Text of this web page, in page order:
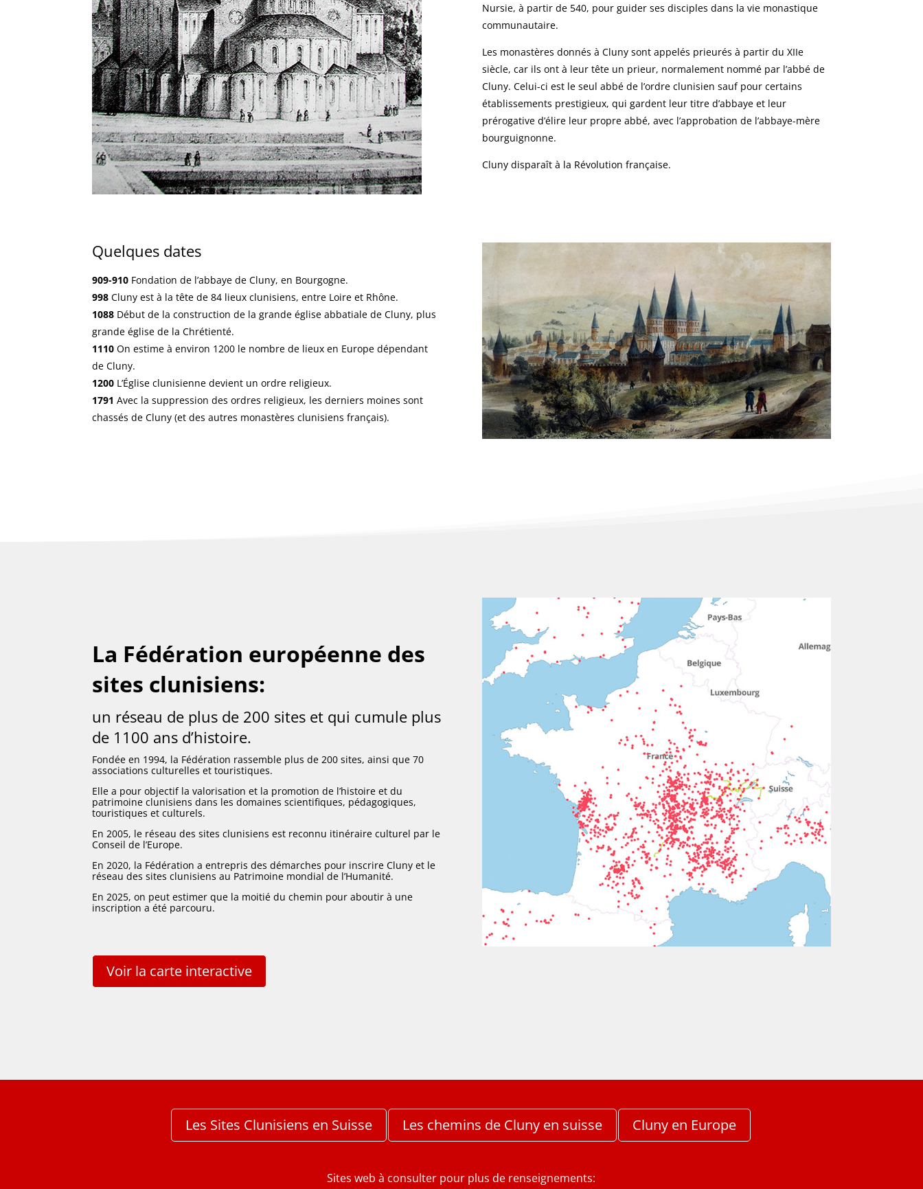
Nursie, à partir de 540, pour guider ses disciples dans la vie monastique
communautaire.
Les monastères donnés à Cluny sont appelés prieurés à partir du XIIe
siècle, car ils ont à leur tête un prieur, normalement nommé par l’abbé de
Cluny. Celui-ci est le seul abbé de l’ordre clunisien sauf pour certains
établissements prestigieux, qui gardent leur titre d’abbaye et leur
prérogative d’élire leur propre abbé, avec l’approbation de l’abbaye-mère
bourguignonne.
Cluny disparaît à la Révolution française.
Quelques dates
909-910 Fondation de l’abbaye de Cluny, en Bourgogne.
998 Cluny est à la tête de 84 lieux clunisiens, entre Loire et Rhône.
1088 Début de la construction de la grande église abbatiale de Cluny, plus
grande église de la Chrétienté.
1110 On estime à environ 1200 le nombre de lieux en Europe dépendant
de Cluny.
1200 L’Église clunisienne devient un ordre religieux.
1791 Avec la suppression des ordres religieux, les derniers moines sont
chassés de Cluny (et des autres monastères clunisiens français).
La Fédération européenne des
sites clunisiens:
un réseau de plus de 200 sites et qui cumule plus
de 1100 ans d’histoire.
Fondée en 1994, la Fédération rassemble plus de 200 sites, ainsi que 70
associations culturelles et touristiques.
Elle a pour objectif la valorisation et la promotion de l’histoire et du
patrimoine clunisiens dans les domaines scientifiques, pédagogiques,
touristiques et culturels.
En 2005, le réseau des sites clunisiens est reconnu itinéraire culturel par le
Conseil de l’Europe.
En 2020, la Fédération a entrepris des démarches pour inscrire Cluny et le
réseau des sites clunisiens au Patrimoine mondial de l’Humanité.
En 2025, on peut estimer que la moitié du chemin pour aboutir à une
inscription a été parcouru.
Voir la carte interactive
Les Sites Clunisiens en Suisse Les chemins de Cluny en suisse Cluny en Europe
Sites web à consulter pour plus de renseignements: